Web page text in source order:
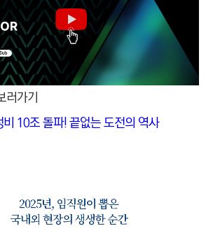
가기
10조 돌파! 끝없는 도전의 역사